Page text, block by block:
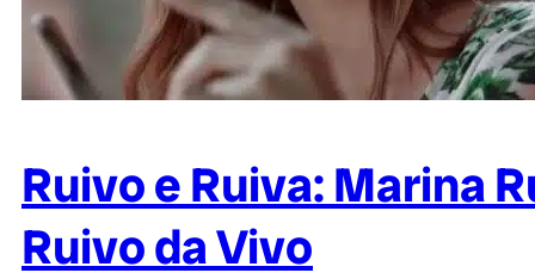
Ruivo e Ruiva: Marina
Ruivo da Vivo